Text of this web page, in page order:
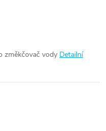
změkčovač vody Detailní